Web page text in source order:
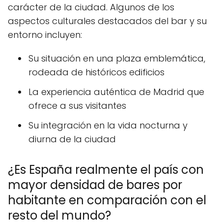
carácter de la ciudad. Algunos de los
aspectos culturales destacados del bar y su
entorno incluyen:
Su situación en una plaza emblemática,
rodeada de históricos edificios
La experiencia auténtica de Madrid que
ofrece a sus visitantes
Su integración en la vida nocturna y
diurna de la ciudad
¿Es España realmente el país con
mayor densidad de bares por
habitante en comparación con el
resto del mundo?